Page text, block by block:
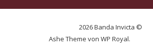
2026 Banda Invicta ©
Ashe Theme von WP Royal.